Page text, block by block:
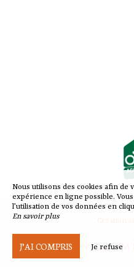
Nous utilisons des cookies afin de
expérience en ligne possible.
l’utilisation de vos données en
En savoir plus
J’AI COMPRIS Je refuse